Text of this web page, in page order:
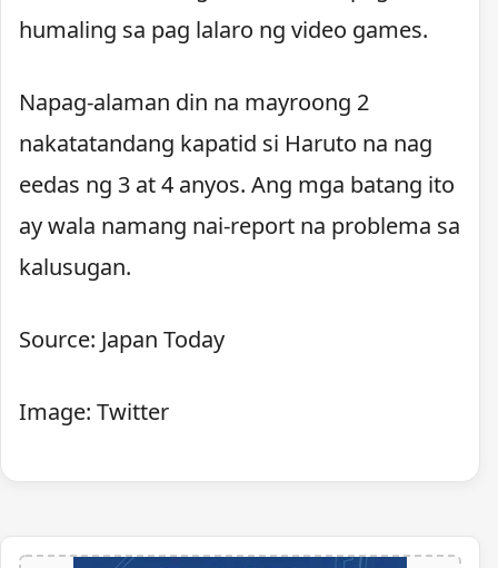
humaling sa pag lalaro ng video games.
Napag-alaman din na mayroong 2
nakatatandang kapatid si Haruto na nag
eedas ng 3 at 4 anyos. Ang mga batang ito
ay wala namang nai-report na problema sa
kalusugan.
Source: Japan Today
Image: Twitter